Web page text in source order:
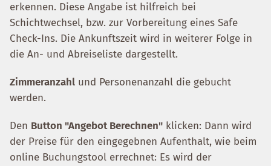
erkennen. Diese Angabe ist hilfreich bei
Schichtwechsel, bzw. zur Vorbereitung eines Safe
Check-Ins. Die Ankunftszeit wird in weiterer Folge in
die An- und Abreiseliste dargestellt.
Zimmeranzahl und Personenanzahl die gebucht
werden.
Den Button "Angebot Berechnen" klicken: Dann wird
der Preise für den eingegebnen Aufenthalt, wie beim
online Buchungstool errechnet: Es wird der